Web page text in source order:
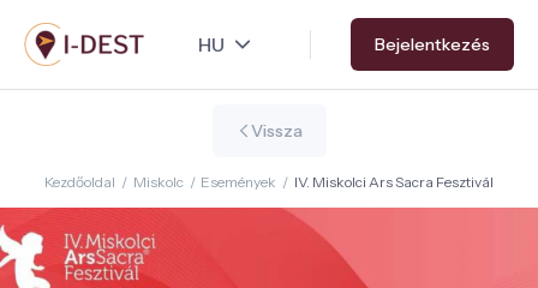
Ugrás
a
tartalomra
Bejelentkezés
Vissza
Kezdőoldal / Miskolc / Események / IV. Miskolci Ars Sacra Fesztivál